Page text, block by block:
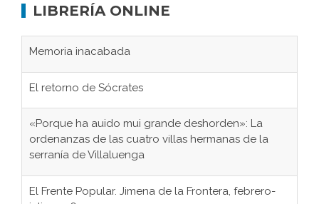
LIBRERÍA ONLINE
Memoria inacabada
El retorno de Sócrates
«Porque ha auido mui grande deshorden»: La
ordenanzas de las cuatro villas hermanas de la
serranía de Villaluenga
El Frente Popular. Jimena de la Frontera, febrero-